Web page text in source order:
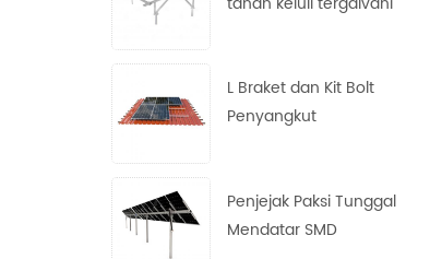
L Braket dan Kit Bolt
Penyangkut
Penjejak Paksi Tunggal
Mendatar SMD